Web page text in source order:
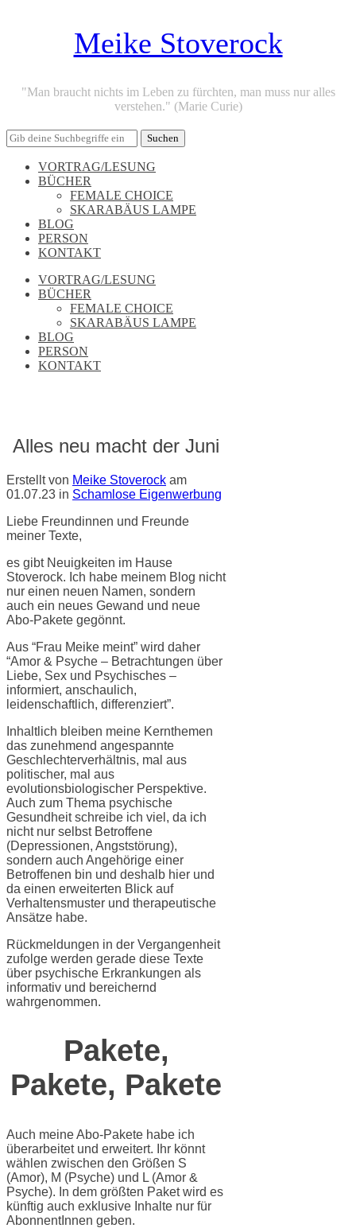
Meike Stoverock
"Man braucht nichts im Leben zu fürchten, man muss nur alles
verstehen." (Marie Curie)
VORTRAG/LESUNG
BÜCHER
FEMALE CHOICE
SKARABÄUS LAMPE
BLOG
PERSON
KONTAKT
VORTRAG/LESUNG
BÜCHER
FEMALE CHOICE
SKARABÄUS LAMPE
BLOG
PERSON
KONTAKT
Alles neu macht der Juni
Erstellt von Meike Stoverock am
01.07.23 in Schamlose Eigenwerbung
Liebe Freundinnen und Freunde
meiner Texte,
es gibt Neuigkeiten im Hause
Stoverock. Ich habe meinem Blog nicht
nur einen neuen Namen, sondern
auch ein neues Gewand und neue
Abo-Pakete gegönnt.
Aus “Frau Meike meint” wird daher
“Amor & Psyche – Betrachtungen über
Liebe, Sex und Psychisches –
informiert, anschaulich,
leidenschaftlich, differenziert”.
Inhaltlich bleiben meine Kernthemen
das zunehmend angespannte
Geschlechterverhältnis, mal aus
politischer, mal aus
evolutionsbiologischer Perspektive.
Auch zum Thema psychische
Gesundheit schreibe ich viel, da ich
nicht nur selbst Betroffene
(Depressionen, Angststörung),
sondern auch Angehörige einer
Betroffenen bin und deshalb hier und
da einen erweiterten Blick auf
Verhaltensmuster und therapeutische
Ansätze habe.
Rückmeldungen in der Vergangenheit
zufolge werden gerade diese Texte
über psychische Erkrankungen als
informativ und bereichernd
wahrgenommen.
Pakete,
Pakete, Pakete
Auch meine Abo-Pakete habe ich
überarbeitet und erweitert. Ihr könnt
wählen zwischen den Größen S
(Amor), M (Psyche) und L (Amor &
Psyche). In dem größten Paket wird es
künftig auch exklusive Inhalte nur für
AbonnentInnen geben.